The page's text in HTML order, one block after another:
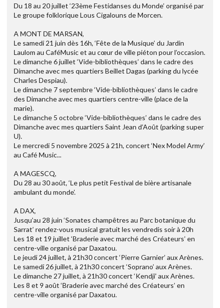
Du 18 au 20 juillet ‘23ème Festidanses du Monde’ organisé par
Le groupe folklorique Lous Cigalouns de Morcen.
A MONT DE MARSAN,
Le samedi 21 juin dès 16h, ‘Fête de la Musique’ du Jardin
Laulom au CaféMusic et au cœur de ville piéton pour l’occasion.
Le dimanche 6 juillet ‘Vide-bibliothèques’ dans le cadre des
Dimanche avec mes quartiers Beillet Dagas (parking du lycée
Charles Despiau).
Le dimanche 7 septembre ‘Vide-bibliothèques’ dans le cadre
des Dimanche avec mes quartiers centre-ville (place de la
marie).
Le dimanche 5 octobre ‘Vide-bibliothèques’ dans le cadre des
Dimanche avec mes quartiers Saint Jean d’Août (parking super
U).
Le mercredi 5 novembre 2025 à 21h, concert ‘Nex Model Army’
au Café Music...
A MAGESCQ,
Du 28 au 30 août, ‘Le plus petit Festival de bière artisanale
ambulant du monde’.
A DAX,
Jusqu’au 28 juin ‘Sonates champêtres au Parc botanique du
Sarrat’ rendez-vous musical gratuit les vendredis soir à 20h
Les 18 et 19 juillet ‘Braderie avec marché des Créateurs’ en
centre-ville organisé par Daxatou.
Le jeudi 24 juillet, à 21h30 concert ‘Pierre Garnier’ aux Arènes.
Le samedi 26 juillet, à 21h30 concert ‘Soprano’ aux Arènes.
Le dimanche 27 juillet, à 21h30 concert ‘Kendji’ aux Arènes.
Les 8 et 9 août ‘Braderie avec marché des Créateurs’ en
centre-ville organisé par Daxatou.